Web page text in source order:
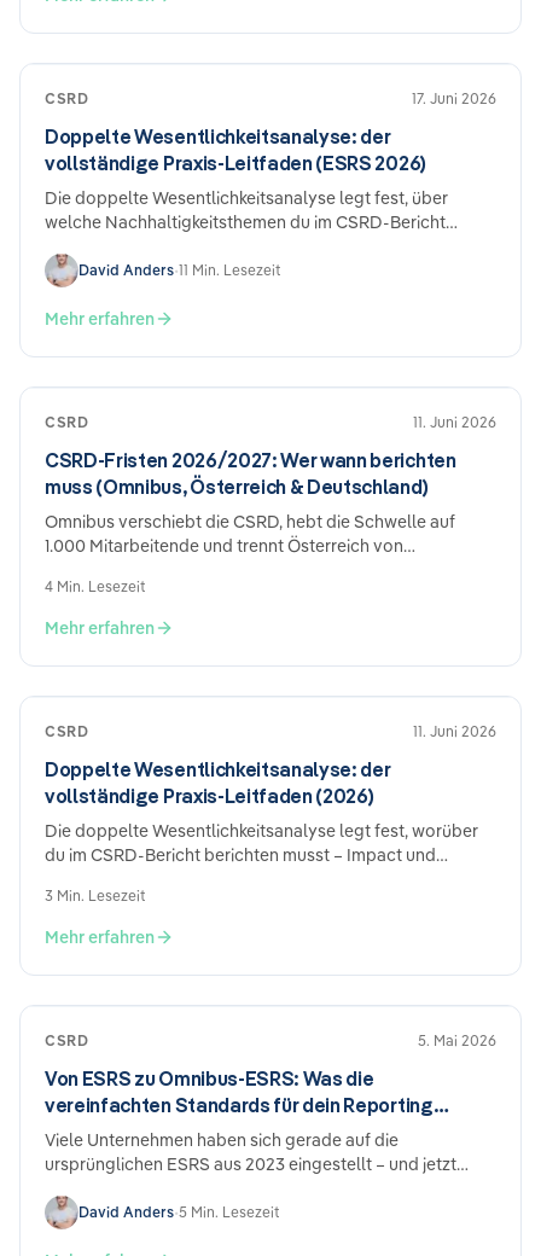
CSRD 17. Juni 2026
Doppelte Wesentlichkeitsanalyse: der
vollständige Praxis-Leitfaden (ESRS 2026)
Die doppelte Wesentlichkeitsanalyse legt fest, über
welche Nachhaltigkeitsthemen du im CSRD-Bericht
Risiken und Chancen (IROs) aus zwei Richtungen - Impact
(Wirkung deines Unternehmens nach außen) und
finanziell (Wirkung von Nachhaltigkeitsthemen auf dein
überarbeiteten ESRS: Themenbasis → Top-down-
Abschichtung → IROs identifizieren → Stakeholder-Input →
David Anders•11 Min. Lesezeit
Mehr erfahren
CSRD 11. Juni 2026
CSRD-Fristen 2026/2027: Wer wann berichten
muss (Omnibus, Österreich & Deutschland)
Omnibus verschiebt die CSRD, hebt die Schwelle auf
1.000 Mitarbeitende und trennt Österreich von
Stand.
4 Min. Lesezeit
Mehr erfahren
CSRD 11. Juni 2026
Doppelte Wesentlichkeitsanalyse: der
vollständige Praxis-Leitfaden (2026)
Die doppelte Wesentlichkeitsanalyse legt fest, worüber
du im CSRD-Bericht berichten musst – Impact und
3 Min. Lesezeit
Mehr erfahren
CSRD 5. Mai 2026
Von ESRS zu Omnibus-ESRS: Was die
vereinfachten Standards für dein Reporting
bedeuten
Viele Unternehmen haben sich gerade auf die
ursprünglichen ESRS aus 2023 eingestellt – und jetzt
von Dezember 2025 bringt echte Vereinfachungen, aber
auch neuen Anpassungsbedarf. Was sich ändert, was
David Anders•5 Min. Lesezeit